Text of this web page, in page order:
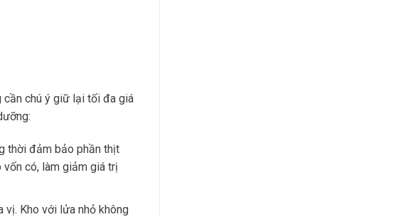
cần chú ý giữ lại tối đa giá
thời đảm bảo phần thịt
có, làm giảm giá trị
vị. Kho với lửa nhỏ không